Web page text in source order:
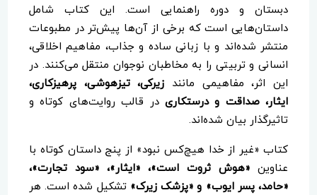
دبستان و دوره راهنمایی است. این کتاب شامل
داستان‌هایی است که برخی از آن‌ها پیش‌تر در مطبوعات
منتشر شده‌اند و با زبانی ساده و جذاب، مفاهیم اخلاقی،
انسانی و تربیتی را به مخاطبان نوجوان منتقل می‌کنند. در
این اثر، مفاهیمی مانند زیرکی، تیزهوشی، پرهیزکاری،
ایثار، صداقت و درستکاری در قالب روایت‌های کوتاه و
تاثیرگذار بیان شده‌اند.
کتاب «غیر از خدا هیچ‌کس نبود» از پنج داستان کوتاه با
عناوین «هوش ثروت است»، «ایثار»، «سود تجارت»،
«حامد، پسر ایوب» و «پزشک زیرک» تشکیل شده است. هر